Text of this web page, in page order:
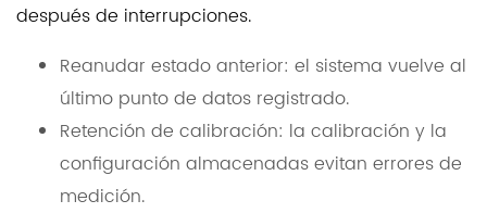
después de interrupciones.
Reanudar estado anterior: el sistema vuelve al
último punto de datos registrado.
Retención de calibración: la calibración y la
configuración almacenadas evitan errores de
medición.